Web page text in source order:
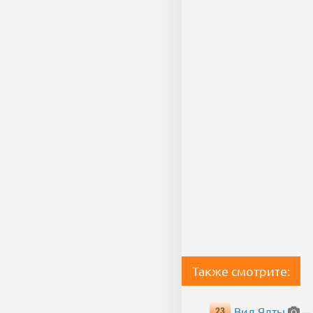
Также смотрите: